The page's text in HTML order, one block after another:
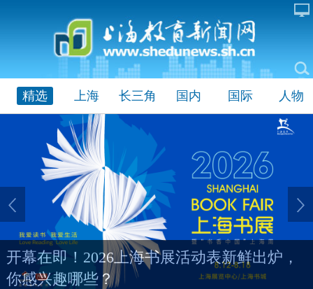
精选 上海 长三角 国内 国际 人物
开幕在即！2026上海书展活动表新鲜出炉，
你感兴趣哪些？